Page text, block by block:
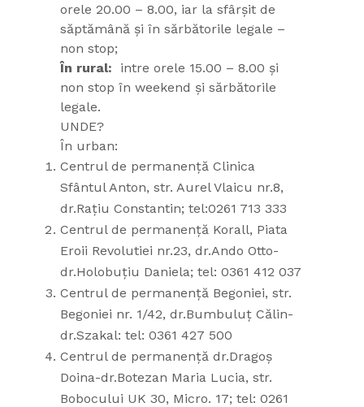
orele 20.00 – 8.00, iar la sfârșit de
săptămână și în sărbătorile legale –
non stop;
În rural:
intre orele 15.00 – 8.00 și
non stop în weekend și sărbătorile
legale.
UNDE?
În urban:
Centrul de permanență Clinica
Sfântul Anton, str. Aurel Vlaicu nr.8,
dr.Rațiu Constantin; tel:0261 713 333
Centrul de permanență Korall, Piata
Eroii Revolutiei nr.23, dr.Ando Otto-
dr.Holobuțiu Daniela; tel: 0361 412 037
Centrul de permanență Begoniei, str.
Begoniei nr. 1/42, dr.Bumbuluț Călin-
dr.Szakal: tel: 0361 427 500
Centrul de permanență dr.Dragoș
Doina-dr.Botezan Maria Lucia, str.
Bobocului UK 30, Micro. 17; tel: 0261